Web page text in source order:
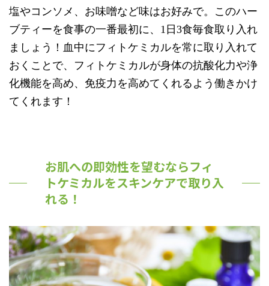
塩やコンソメ、お味噌など味はお好みで。このハー
ブティーを食事の一番最初に、1日3食毎食取り入れ
ましょう！血中にフィトケミカルを常に取り入れて
おくことで、フィトケミカルが身体の抗酸化力や浄
化機能を高め、免疫力を高めてくれるよう働きかけ
てくれます！
お肌への即効性を望むならフィ
トケミカルをスキンケアで取り入
れる！